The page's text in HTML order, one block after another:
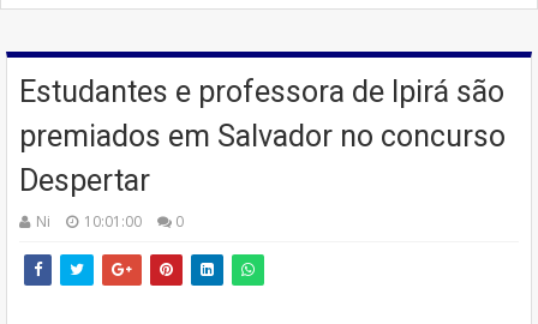
Estudantes e professora de Ipirá são
premiados em Salvador no concurso
Despertar
Ni 10:01:00 0